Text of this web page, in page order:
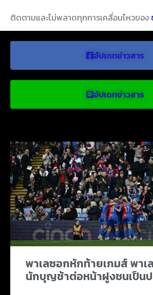
ติดตามและไม่พลาดทุกการเคลื่อนไหวของ
อัปเดทข่าวสาร
อัปเดทข่าวสาร
พาเลซอกหักท้ายเกมส์ พาเ
นักบุญช้าต่อหน้าฝูงชนเป็น